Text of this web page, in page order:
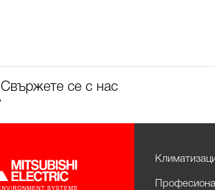
Свържете се с нас